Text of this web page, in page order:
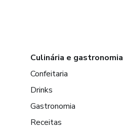
Culinária e gastronomia
Confeitaria
Drinks
Gastronomia
Receitas